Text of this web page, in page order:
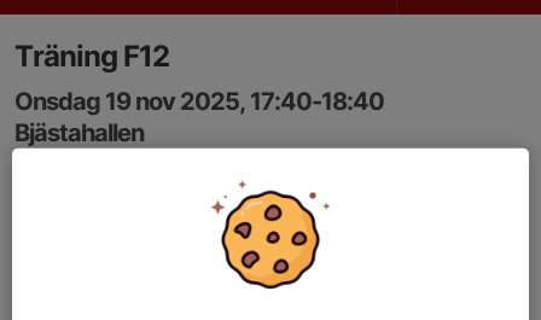
Träning F12
Onsdag 19 nov 2025, 17:40-18:40
Bjästahallen